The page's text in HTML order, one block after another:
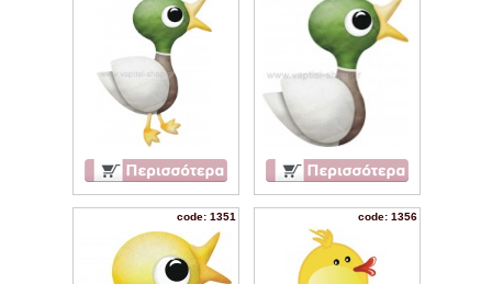
code: 1351 code: 1356